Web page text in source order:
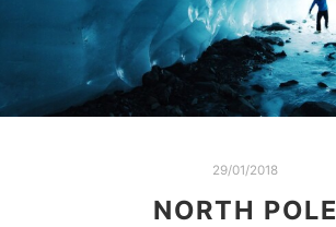
29/01/2018
NORTH POLE